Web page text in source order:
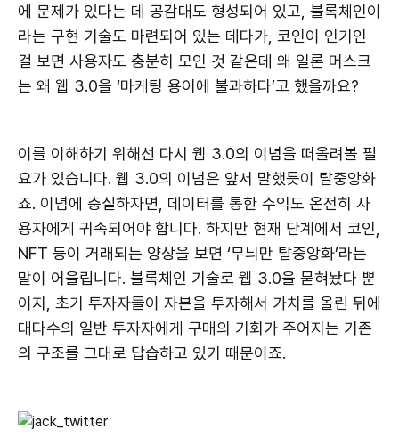
에 문제가 있다는 데 공감대도 형성되어 있고, 블록체인이
라는 구현 기술도 마련되어 있는 데다가, 코인이 인기인
걸 보면 사용자도 충분히 모인 것 같은데 왜 일론 머스크
는 왜 웹 3.0을 ‘마케팅 용어에 불과하다’고 했을까요?
이를 이해하기 위해선 다시 웹 3.0의 이념을 떠올려볼 필
요가 있습니다. 웹 3.0의 이념은 앞서 말했듯이 탈중앙화
죠. 이념에 충실하자면, 데이터를 통한 수익도 온전히 사
용자에게 귀속되어야 합니다. 하지만 현재 단계에서 코인,
NFT 등이 거래되는 양상을 보면 ‘무늬만 탈중앙화’라는
말이 어울립니다. 블록체인 기술로 웹 3.0을 묻혀놨다 뿐
이지, 초기 투자자들이 자본을 투자해서 가치를 올린 뒤에
대다수의 일반 투자자에게 구매의 기회가 주어지는 기존
의 구조를 그대로 답습하고 있기 때문이죠.